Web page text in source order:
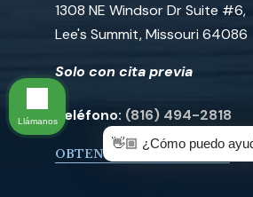
1308 NE Windsor Dr Suite #6,
Lee's Summit, Missouri 64086
Solo con cita previa
Teléfono: (816) 494-2818
OBTENER DIRECCIONES
👋🏼 ¿Cómo puedo
Llámanos